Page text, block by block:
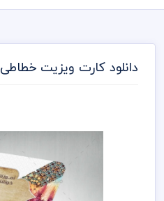
دانلود کارت ویزیت خطاطی